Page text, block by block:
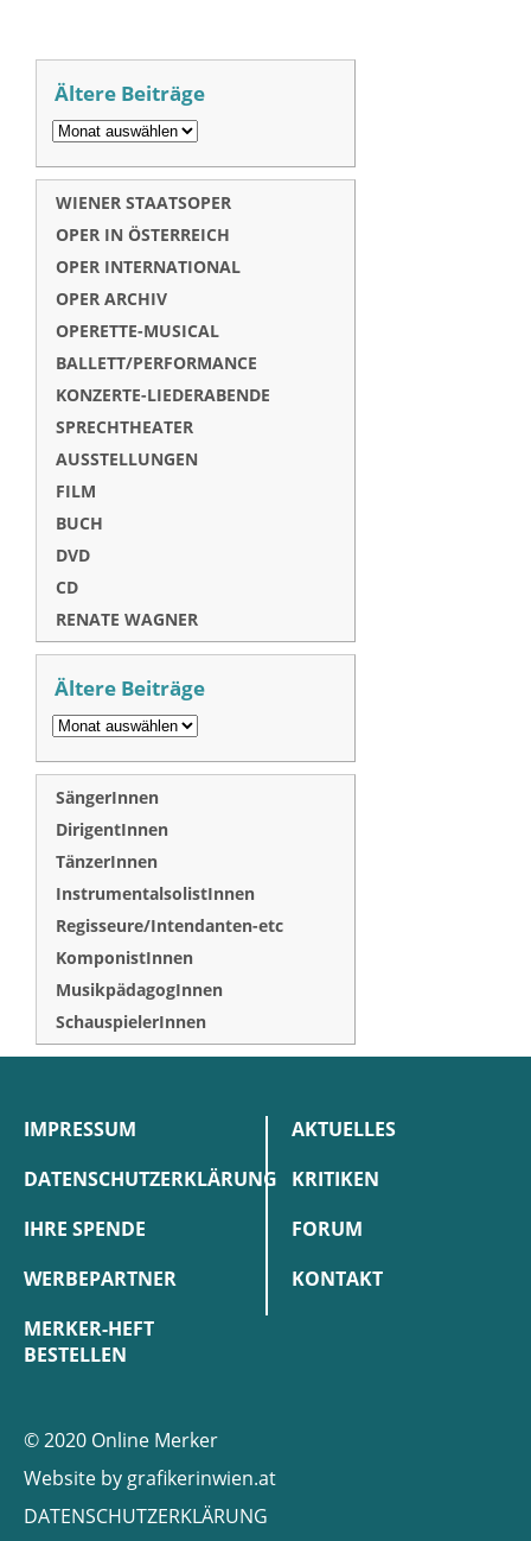
Ältere Beiträge
WIENER STAATSOPER
OPER IN ÖSTERREICH
OPER INTERNATIONAL
OPER ARCHIV
OPERETTE-MUSICAL
BALLETT/PERFORMANCE
KONZERTE-LIEDERABENDE
SPRECHTHEATER
AUSSTELLUNGEN
FILM
BUCH
DVD
CD
RENATE WAGNER
Ältere Beiträge
SängerInnen
DirigentInnen
TänzerInnen
InstrumentalsolistInnen
Regisseure/Intendanten-etc
KomponistInnen
MusikpädagogInnen
SchauspielerInnen
IMPRESSUM
DATENSCHUTZERKLÄRUNG
IHRE SPENDE
WERBEPARTNER
MERKER-HEFT
BESTELLEN
AKTUELLES
KRITIKEN
FORUM
KONTAKT
© 2020 Online Merker
Website by grafikerinwien.at
DATENSCHUTZERKLÄRUNG